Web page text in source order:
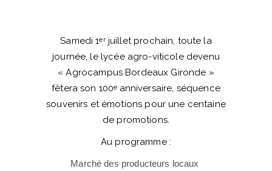
Samedi 1erjuillet prochain, toute la
journée, le lycée agro-viticole devenu
« Agrocampus Bordeaux Gironde »
fêtera son 100e anniversaire, séquence
souvenirs et émotions pour une centaine
de promotions.
Au programme :
Marché des producteurs locaux